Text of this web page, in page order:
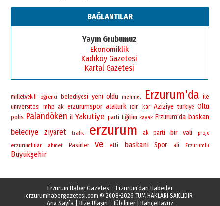
BAĞLANTILAR
Yayın Grubumuz
Ekonomiklik
Kadıköy Gazetesi
Kartal Gazetesi
milletvekili öğrenci belediyesi yeni oldu mehmet Erzurum'da ile
universitesi mhp ak erzurumspor ataturk icin kar Aziziye turkiye Oltu
polis Palandöken il Yakutiye parti Eğitim kayak Erzurum’da baskan
belediye ziyaret trafik erzurum ak parti bir vali proje
erzurumlular ahmet Pasinler ve etti baskani Spor ali Erzurumlu
Büyükşehir
Erzurum Haber Gazetesİ - Erzurum'dan Haberler
erzurumhabergazetesi.com © 2008-2026 TÜM HAKLARI SAKLIDIR.
Ana Sayfa
Bize Ulaşın Tübilmer| BahçeHavuz